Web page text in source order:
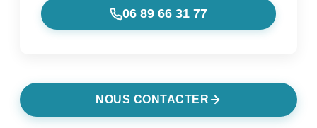
06 89 66 31 77
NOUS CONTACTER